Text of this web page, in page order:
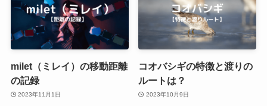
milet（ミレイ）の移動距離
の記録
2023年11月1日
コオバシギの特徴と渡りの
ルートは？
2023年10月9日